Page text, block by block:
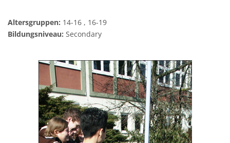
Altersgruppen: 14-16 , 16-19
Bildungsniveau: Secondary